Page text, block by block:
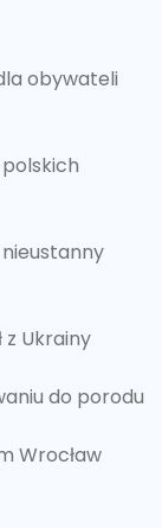
obywateli
z Ukrainy
do porodu
Wrocław